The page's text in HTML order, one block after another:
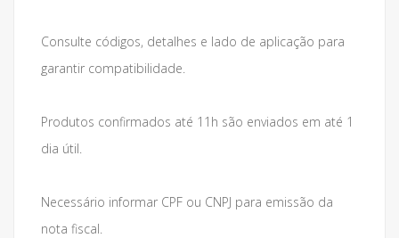
Consulte códigos, detalhes e lado de aplicação para
garantir compatibilidade.
Produtos confirmados até 11h são enviados em até 1
dia útil.
Necessário informar CPF ou CNPJ para emissão da
nota fiscal.